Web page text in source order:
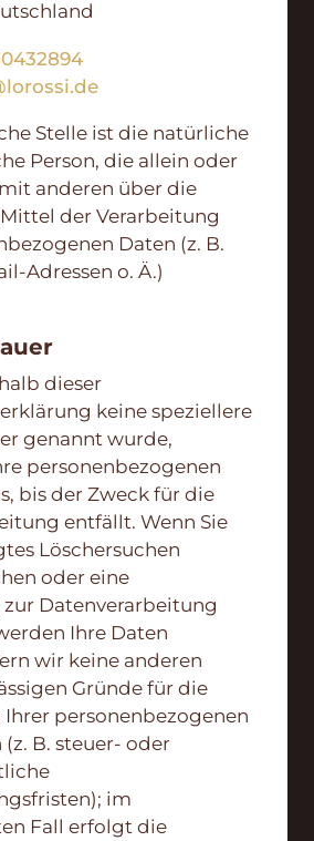
Stelle ist die natürliche
Person, die allein oder
anderen über die
der Verarbeitung
Daten (z. B.
Adressen o. Ä.)
dieser
keine speziellere
genannt wurde,
personenbezogenen
bis der Zweck für die
entfällt. Wenn Sie
Löschersuchen
oder eine
Datenverarbeitung
Ihre Daten
wir keine anderen
Gründe für die
personenbezogenen
B. steuer- oder
im
Fall erfolgt die